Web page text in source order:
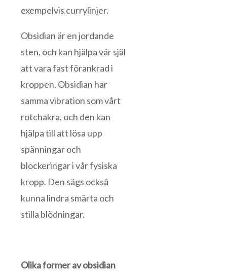
exempelvis currylinjer.
Obsidian är en jordande
sten, och kan hjälpa vår själ
att vara fast förankrad i
kroppen. Obsidian har
samma vibration som vårt
rotchakra, och den kan
hjälpa till att lösa upp
spänningar och
blockeringar i vår fysiska
kropp. Den sägs också
kunna lindra smärta och
stilla blödningar.
Olika former av obsidian